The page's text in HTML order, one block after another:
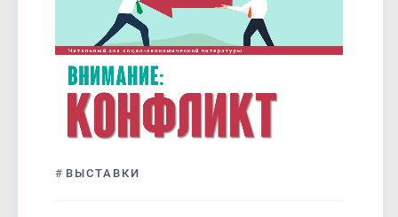
# ВЫСТАВКИ